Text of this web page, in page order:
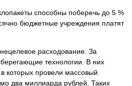
способны поберечь до 5 %
бюджетные учреждения платят
расходование. За
технологии. В них
которых провели массовый
два миллиарда рублей. Таких